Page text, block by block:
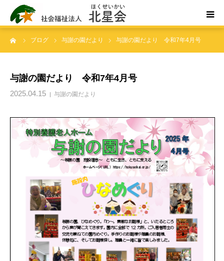
ブログ 与謝の園だより 与謝の園だより 令和7年4月号
与謝の園だより 令和7年4月号
2025.04.15 与謝の園だより
ホーム
事業所案内・ご利用案内
お問い合わせ